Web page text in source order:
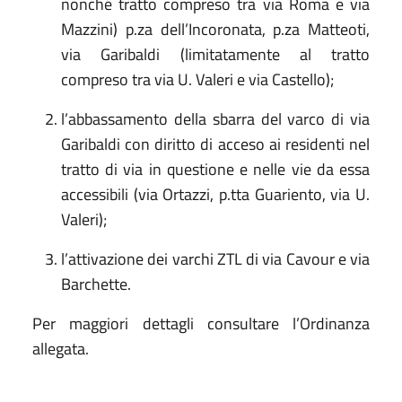
Mazzini) p.za dell’Incoronata, p.za Matteoti,
via Garibaldi (limitatamente al tratto
compreso tra via U. Valeri e via Castello);
l’abbassamento della sbarra del varco di via
Garibaldi con diritto di acceso ai residenti nel
tratto di via in questione e nelle vie da essa
accessibili (via Ortazzi, p.tta Guariento, via U.
Valeri);
l’attivazione dei varchi ZTL di via Cavour e via
Barchette.
Per maggiori dettagli consultare l’Ordinanza
allegata.